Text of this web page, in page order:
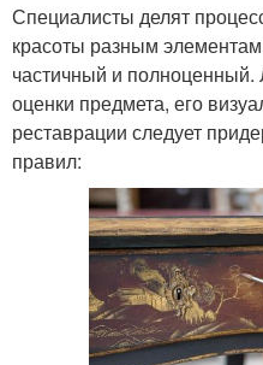
Специалисты делят
красоты разным
частичный и полноценный.
оценки предмета, его
реставрации следует
правил: